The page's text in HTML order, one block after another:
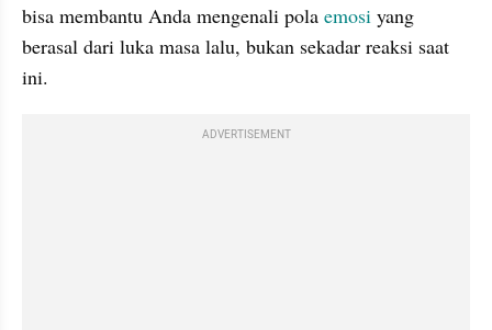
bisa membantu Anda mengenali pola emosi yang
berasal dari luka masa lalu, bukan sekadar reaksi saat
ini.
ADVERTISEMENT